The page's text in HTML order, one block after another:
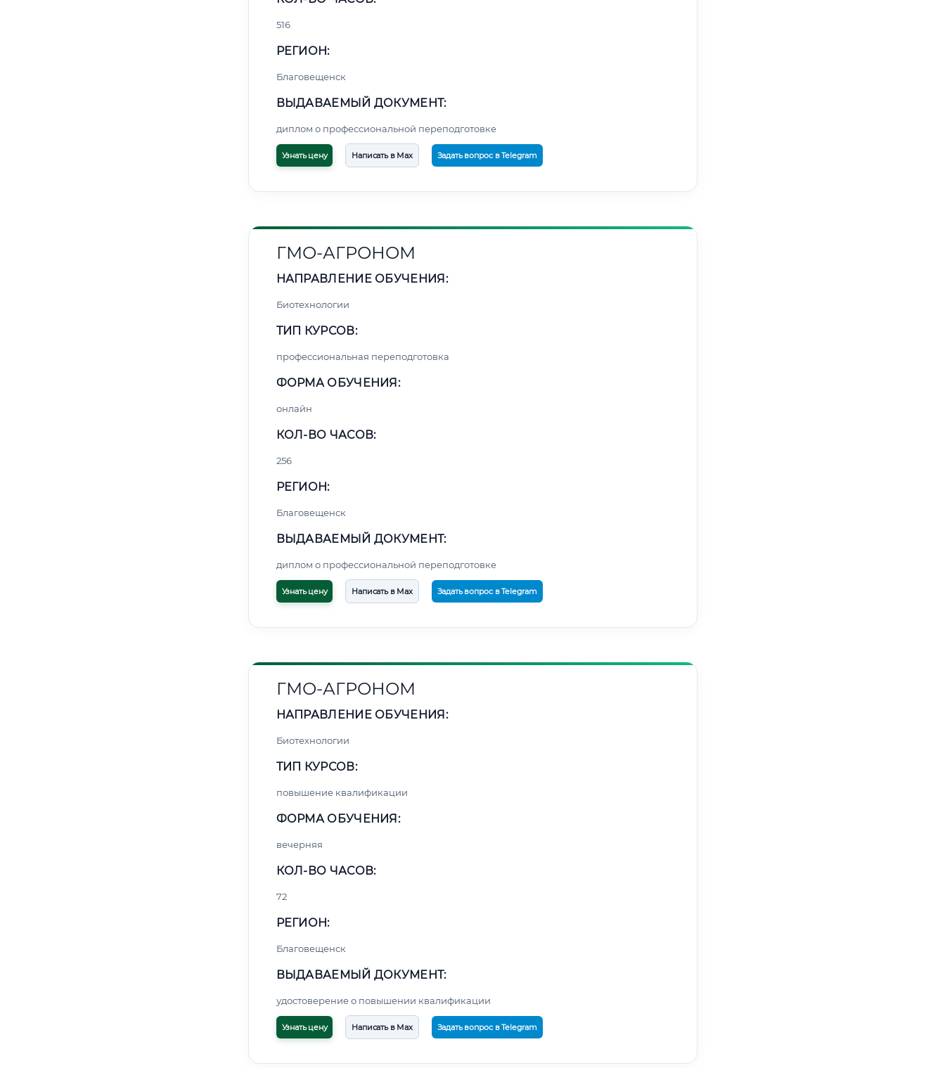
516
РЕГИОН:
Благовещенск
ВЫДАВАЕМЫЙ ДОКУМЕНТ:
диплом о профессиональной переподготовке
Узнать цену Написать в Max Задать вопрос в Telegram
ГМО-АГРОНОМ
НАПРАВЛЕНИЕ ОБУЧЕНИЯ:
Биотехнологии
ТИП КУРСОВ:
профессиональная переподготовка
ФОРМА ОБУЧЕНИЯ:
онлайн
КОЛ-ВО ЧАСОВ:
256
РЕГИОН:
Благовещенск
ВЫДАВАЕМЫЙ ДОКУМЕНТ:
диплом о профессиональной переподготовке
Узнать цену Написать в Max Задать вопрос в Telegram
ГМО-АГРОНОМ
НАПРАВЛЕНИЕ ОБУЧЕНИЯ:
Биотехнологии
ТИП КУРСОВ:
повышение квалификации
ФОРМА ОБУЧЕНИЯ:
вечерняя
КОЛ-ВО ЧАСОВ:
72
РЕГИОН:
Благовещенск
ВЫДАВАЕМЫЙ ДОКУМЕНТ:
удостоверение о повышении квалификации
Узнать цену Написать в Max Задать вопрос в Telegram